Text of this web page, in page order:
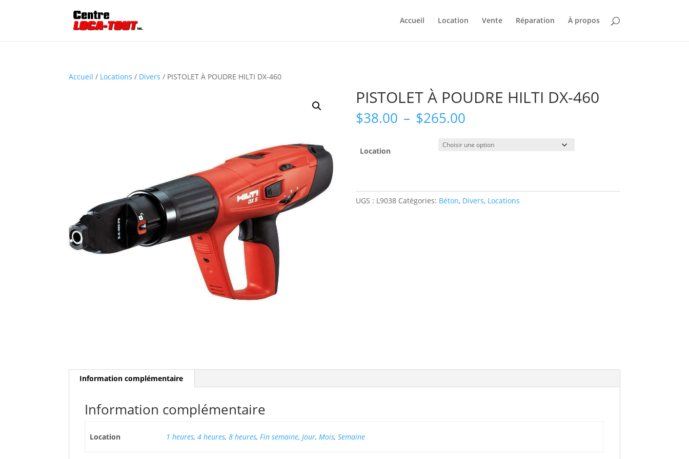
Accueil Location Vente Réparation À propos
Accueil / Locations / Divers / PISTOLET À POUDRE HILTI DX-460
PISTOLET À POUDRE HILTI DX-460
$38.00 – $265.00Plage
prix :
$38.00
Location
UGS : L9038 Catégories: Béton, Divers, Locations
Information complémentaire
Information complémentaire
Location 1 heures, 4 heures, 8 heures, Fin semaine, Jour, Mois, Semaine